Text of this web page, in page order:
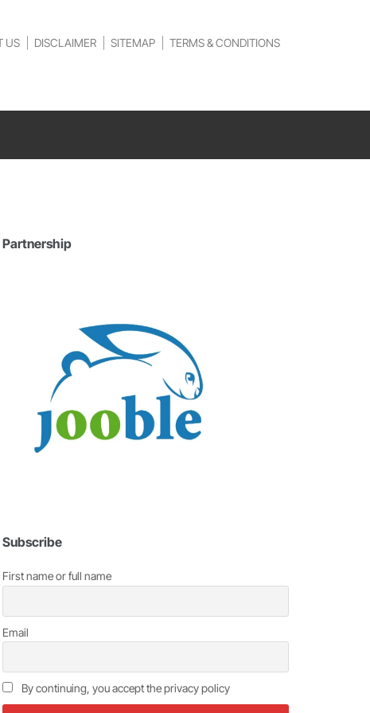
US DISCLAIMER SITEMAP TERMS & CONDITIONS
Partnership
Subscribe
First name or full name
Email
By continuing, you accept the privacy policy